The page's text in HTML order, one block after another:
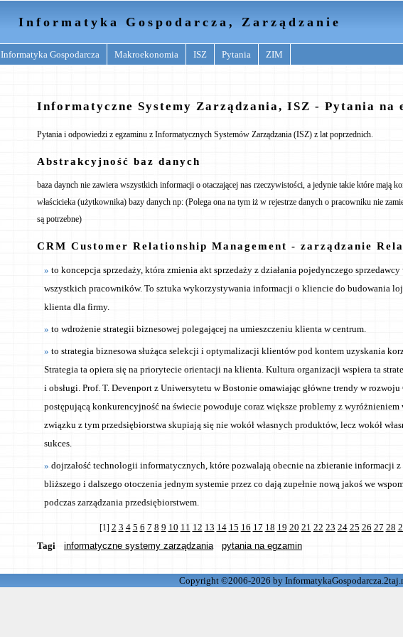
Informatyka Gospodarcza, Zarządzanie
Informatyka Gospodarcza Makroekonomia ISZ Pytania ZIM
Informatyczne Systemy Zarządzania, ISZ - Pytania na
Pytania i odpowiedzi z egzaminu z Informatycznych Systemów Zarządzania (ISZ) z lat poprzednich.
Abstrakcyjność baz danych
baza daynch nie zawiera wszystkich informacji o otaczającej nas rzeczywistości, a jedynie takie które mają
właścicieka (użytkownika) bazy danych np: (Polega ona na tym iż w rejestrze danych o pracowniku nie
są potrzebne)
CRM Customer Relationship Management - zarządzanie
to koncepcja sprzedaży, która zmienia akt sprzedaży z działania pojedynczego
wszystkich pracowników. To sztuka wykorzystywania informacji o kliencie do budowania
klienta dla firmy.
to wdrożenie strategii biznesowej polegającej na umieszczeniu klienta w centrum.
to strategia biznesowa służąca selekcji i optymalizacji klientów pod kontem uzyskania
Strategia ta opiera się na priorytecie orientacji na klienta. Kultura organizacji wspiera ta
i obsługi. Prof. T. Devenport z Uniwersytetu w Bostonie omawiając główne trendy w
postępującą konkurencyjność na świecie powoduje coraz większe problemy z
związku z tym przedsiębiorstwa skupiają się nie wokół własnych produktów, lecz wokół
sukces.
dojrzałość technologii informatycznych, które pozwalają obecnie na zbieranie informacji z
bliższego i dalszego otoczenia jednym systemie przez co dają zupełnie nową jakoś we
podczas zarządzania przedsiębiorstwem.
[1] 2 3 4 5 6 7 8 9 10 11 12 13 14 15 16 17 18 19 20 21 22 23 24 25 26 27 28
Tagi
informatyczne systemy zarządzania pytania na egzamin
Copyright ©2006-2026 by